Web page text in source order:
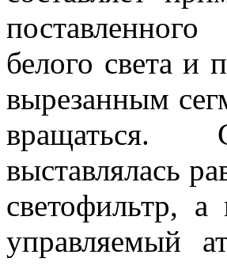
белого света и
вырезанным
вращаться.
выставлялась
светофильтр,
управляемый